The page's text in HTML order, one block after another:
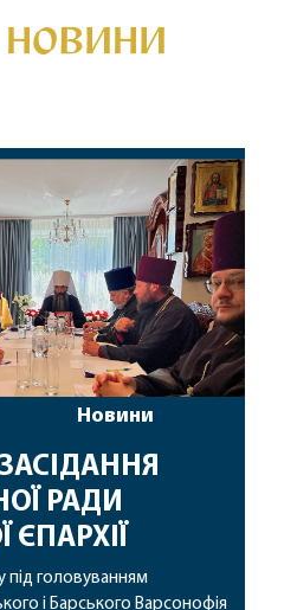
Новини
РАДИ
під головуванням
і Барського Варсонофія